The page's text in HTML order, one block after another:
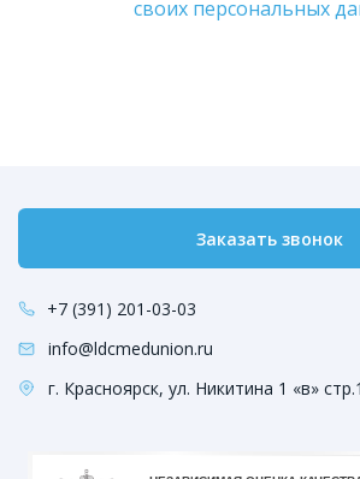
своих персональных
Заказать звонок
+7 (391) 201-03-03
info@ldcmedunion.ru
г. Красноярск, ул. Никитина 1 «в» стр.1